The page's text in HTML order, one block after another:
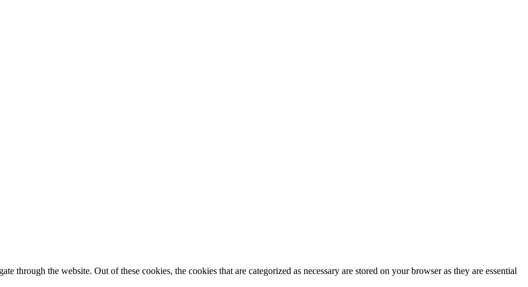
through the website. Out of these cookies, the cookies that are categorized as necessary are stored on your browser as they are essential